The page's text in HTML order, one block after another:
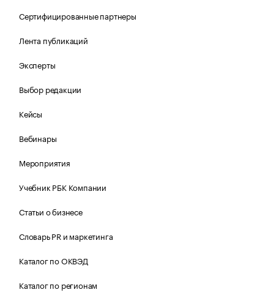
Сертифицированные партнеры
Лента публикаций
Эксперты
Выбор редакции
Кейсы
Вебинары
Мероприятия
Учебник РБК Компании
Статьи о бизнесе
Словарь PR и маркетинга
Каталог по ОКВЭД
Каталог по регионам